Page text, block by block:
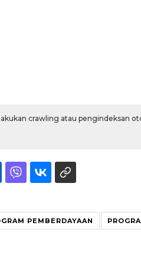
crawling atau pengindeksan
PEMBERDAYAAN